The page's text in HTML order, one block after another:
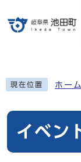
現在位置 ホーム
イベン